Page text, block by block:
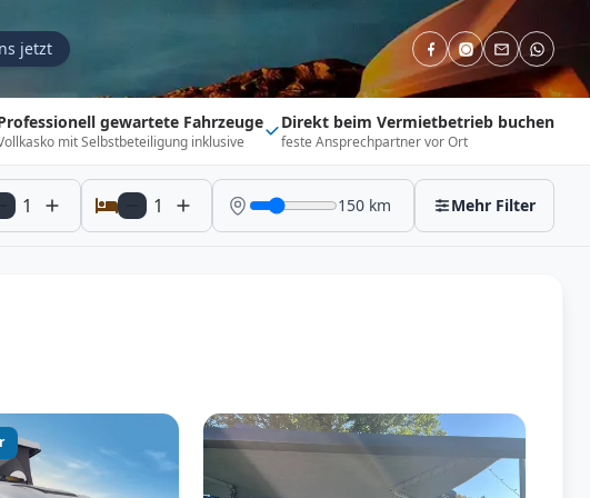
jetzt
gewartete Fahrzeuge
mit Selbstbeteiligung inklusive
Direkt beim Vermietbetrieb buchen
feste Ansprechpartner vor Ort
1 1 150 km Mehr Filter
1
1